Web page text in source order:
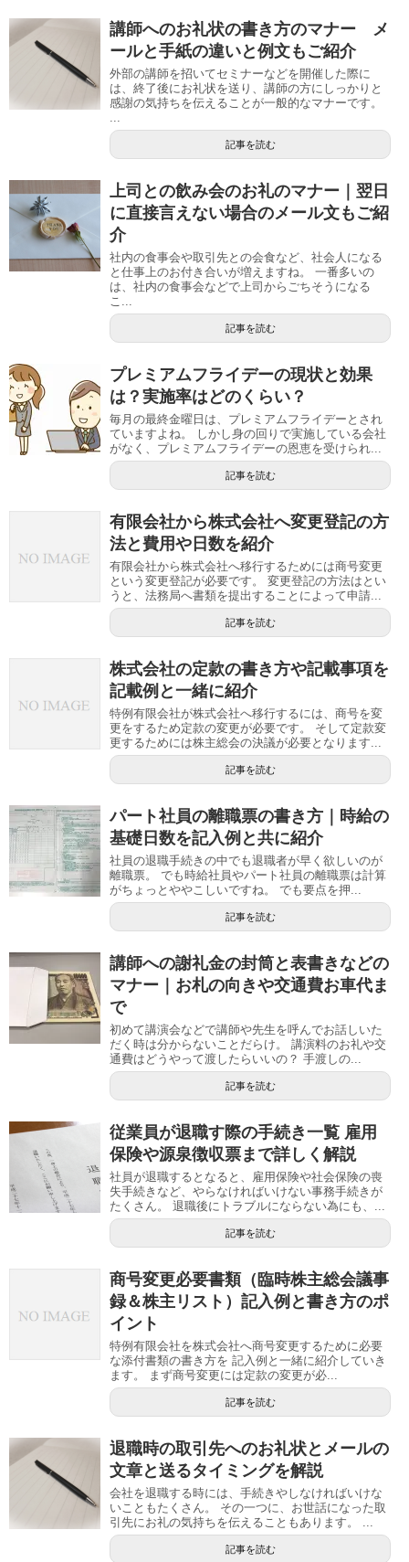
講師へのお礼状の書き方のマナー メ
ールと手紙の違いと例文もご紹介
外部の講師を招いてセミナーなどを開催した際に
は、終了後にお礼状を送り、講師の方にしっかりと
感謝の気持ちを伝えることが一般的なマナーです。
記事を読む
上司との飲み会のお礼のマナー｜翌日
に直接言えない場合のメール文もご紹
介
社内の食事会や取引先との会食など、社会人になる
と仕事上のお付き合いが増えますね。 一番多いの
は、社内の食事会などで上司からごちそうになる
こ...
記事を読む
プレミアムフライデーの現状と効果
は？実施率はどのくらい？
毎月の最終金曜日は、プレミアムフライデーとされ
ていますよね。 しかし身の回りで実施している会社
がなく、プレミアムフライデーの恩恵を受けられ...
記事を読む
有限会社から株式会社へ変更登記の方
法と費用や日数を紹介
有限会社から株式会社へ移行するためには商号変更
という変更登記が必要です。 変更登記の方法はとい
うと、法務局へ書類を提出することによって申請...
記事を読む
株式会社の定款の書き方や記載事項を
記載例と一緒に紹介
特例有限会社が株式会社へ移行するには、商号を変
更をするため定款の変更が必要です。 そして定款変
更するためには株主総会の決議が必要となります...
記事を読む
パート社員の離職票の書き方｜時給の
基礎日数を記入例と共に紹介
社員の退職手続きの中でも退職者が早く欲しいのが
離職票。 でも時給社員やパート社員の離職票は計算
がちょっとややこしいですね。 でも要点を押...
記事を読む
講師への謝礼金の封筒と表書きなどの
マナー｜お札の向きや交通費お車代ま
で
初めて講演会などで講師や先生を呼んでお話しいた
だく時は分からないことだらけ。 講演料のお礼や交
通費はどうやって渡したらいいの？ 手渡しの...
記事を読む
従業員が退職す際の手続き一覧 雇用
保険や源泉徴収票まで詳しく解説
社員が退職するとなると、雇用保険や社会保険の喪
失手続きなど、やらなければいけない事務手続きが
たくさん。 退職後にトラブルにならない為にも、...
記事を読む
商号変更必要書類（臨時株主総会議事
録＆株主リスト）記入例と書き方のポ
イント
特例有限会社を株式会社へ商号変更するために必要
な添付書類の書き方を 記入例と一緒に紹介していき
ます。 まず商号変更には定款の変更が必...
記事を読む
退職時の取引先へのお礼状とメールの
文章と送るタイミングを解説
会社を退職する時には、手続きやしなければいけな
いこともたくさん。 その一つに、お世話になった取
引先にお礼の気持ちを伝えることもあります。 ...
記事を読む